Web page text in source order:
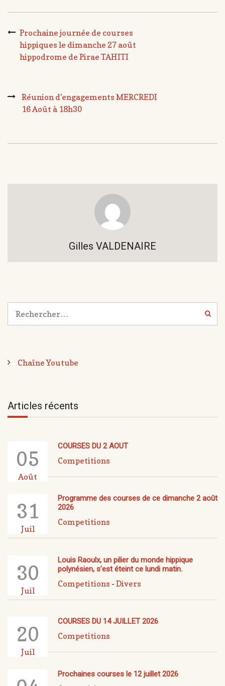
Prochaine journée de courses
hippiques le dimanche 27 août
hippodrome de Pirae TAHITI
Réunion d’engagements MERCREDI
16 Août à 18h30
Gilles VALDENAIRE
Chaîne Youtube
Articles récents
05
Août
COURSES DU 2 AOUT
Competitions
31
Juil
Programme des courses de ce dimanche 2 août
2026
Competitions
30
Juil
Louis Raoulx, un pilier du monde hippique
polynésien, s’est éteint ce lundi matin.
Competitions - Divers
20
Juil
COURSES DU 14 JUILLET 2026
Competitions
Prochaines courses le 12 juillet 2026